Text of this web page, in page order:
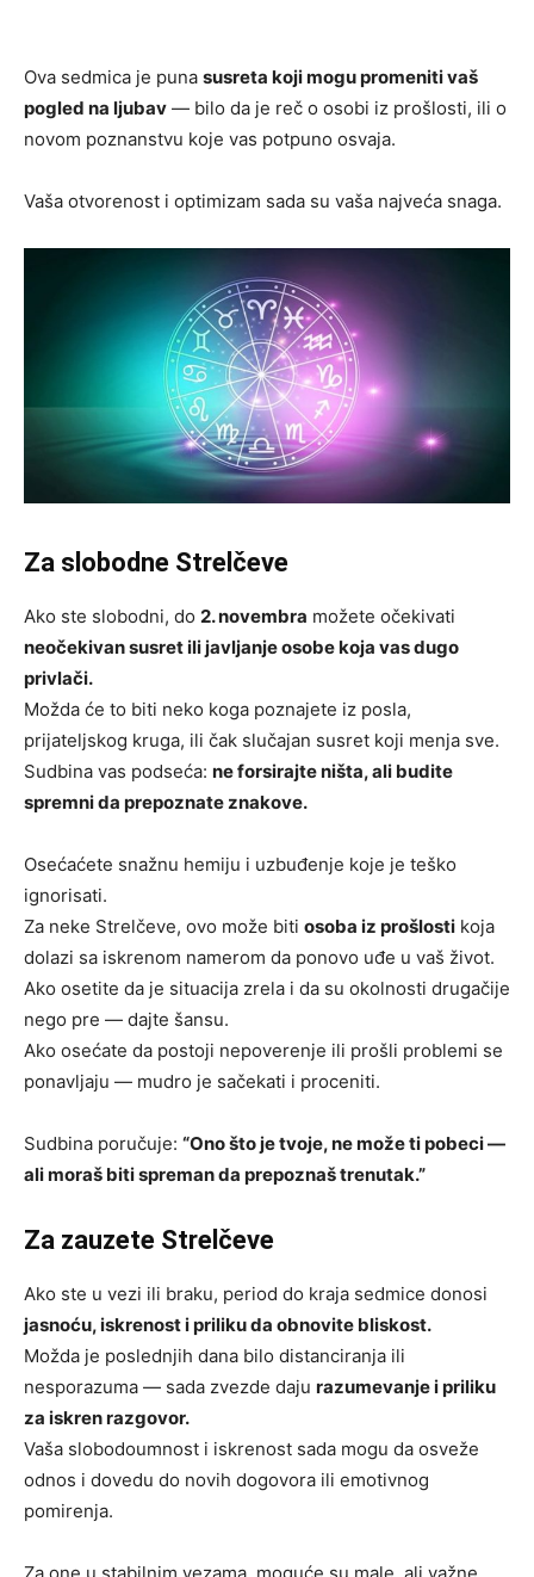
Ova sedmica je puna susreta koji mogu promeniti vaš
pogled na ljubav — bilo da je reč o osobi iz prošlosti, ili o
novom poznanstvu koje vas potpuno osvaja.
Vaša otvorenost i optimizam sada su vaša najveća snaga.
Za slobodne Strelčeve
Ako ste slobodni, do 2. novembra možete očekivati
neočekivan susret ili javljanje osobe koja vas dugo
privlači.
Možda će to biti neko koga poznajete iz posla,
prijateljskog kruga, ili čak slučajan susret koji menja sve.
Sudbina vas podseća: ne forsirajte ništa, ali budite
spremni da prepoznate znakove.
Osećaćete snažnu hemiju i uzbuđenje koje je teško
ignorisati.
Za neke Strelčeve, ovo može biti osoba iz prošlosti koja
dolazi sa iskrenom namerom da ponovo uđe u vaš život.
Ako osetite da je situacija zrela i da su okolnosti drugačije
nego pre — dajte šansu.
Ako osećate da postoji nepoverenje ili prošli problemi se
ponavljaju — mudro je sačekati i proceniti.
Sudbina poručuje: “Ono što je tvoje, ne može ti pobeci —
ali moraš biti spreman da prepoznaš trenutak.”
Za zauzete Strelčeve
Ako ste u vezi ili braku, period do kraja sedmice donosi
jasnoću, iskrenost i priliku da obnovite bliskost.
Možda je poslednjih dana bilo distanciranja ili
nesporazuma — sada zvezde daju razumevanje i priliku
za iskren razgovor.
Vaša slobodoumnost i iskrenost sada mogu da osveže
odnos i dovedu do novih dogovora ili emotivnog
pomirenja.
Za one u stabilnim vezama, moguće su male, ali važne